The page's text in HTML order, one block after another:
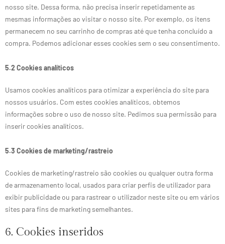
nosso site. Dessa forma, não precisa inserir repetidamente as
mesmas informações ao visitar o nosso site. Por exemplo, os itens
permanecem no seu carrinho de compras até que tenha concluído a
compra. Podemos adicionar esses cookies sem o seu consentimento.
5.2 Cookies analíticos
Usamos cookies analíticos para otimizar a experiência do site para
nossos usuários. Com estes cookies analíticos, obtemos
informações sobre o uso de nosso site. Pedimos sua permissão para
inserir cookies analíticos.
5.3 Cookies de marketing/rastreio
Cookies de marketing/rastreio são cookies ou qualquer outra forma
de armazenamento local, usados para criar perfis de utilizador para
exibir publicidade ou para rastrear o utilizador neste site ou em vários
sites para fins de marketing semelhantes.
6. Cookies inseridos